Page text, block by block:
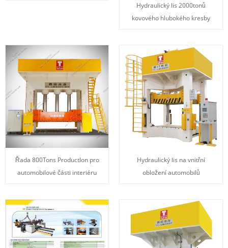
Hydraulický lis 2000tonů
kovového hlubokého kresby
Řada 800Tons Productlon pro
automobilové části interiéru
Hydraulický lis na vnitřní
obložení automobilů